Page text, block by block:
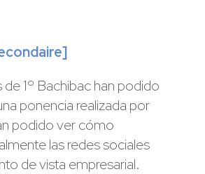
]
1º Bachibac han podido
ponencia realizada por
podido ver cómo
las redes sociales
de vista empresarial.